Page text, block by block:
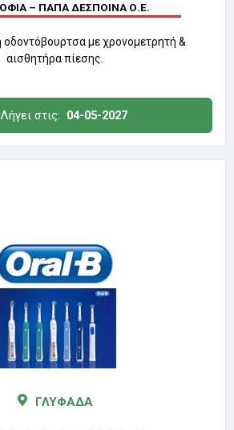
– ΠΑΠΑ ΔΕΣΠΟΙΝΑ Ο.Ε.
οδοντόβουρτσα με χρονομετρητή &
αισθητήρα πίεσης.
Λήγει στις: 04-05-2027
ΓΛΥΦΑΔΑ